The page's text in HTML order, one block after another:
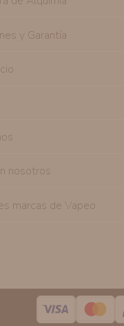
y Garantía
nosotros
marcas de Vapeo